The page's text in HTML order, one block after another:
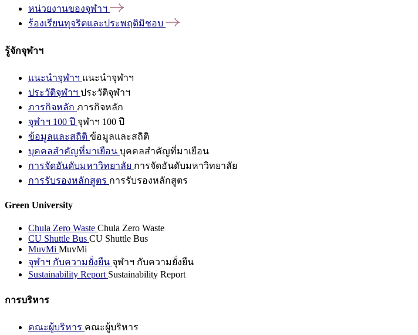
หน่วยงานของจุฬาฯ
ร้องเรียนทุจริตและประพฤติมิชอบ
รู้จักจุฬาฯ
แนะนำจุฬาฯ แนะนำจุฬาฯ
ประวัติจุฬาฯ ประวัติจุฬาฯ
ภารกิจหลัก ภารกิจหลัก
จุฬาฯ 100 ปี จุฬาฯ 100 ปี
ข้อมูลและสถิติ ข้อมูลและสถิติ
บุคคลสำคัญที่มาเยือน บุคคลสำคัญที่มาเยือน
การจัดอันดับมหาวิทยาลัย การจัดอันดับมหาวิทยาลัย
การรับรองหลักสูตร การรับรองหลักสูตร
Green University
Chula Zero Waste Chula Zero Waste
CU Shuttle Bus CU Shuttle Bus
MuvMi MuvMi
จุฬาฯ กับความยั่งยืน จุฬาฯ กับความยั่งยืน
Sustainability Report Sustainability Report
การบริหาร
คณะผู้บริหาร คณะผู้บริหาร